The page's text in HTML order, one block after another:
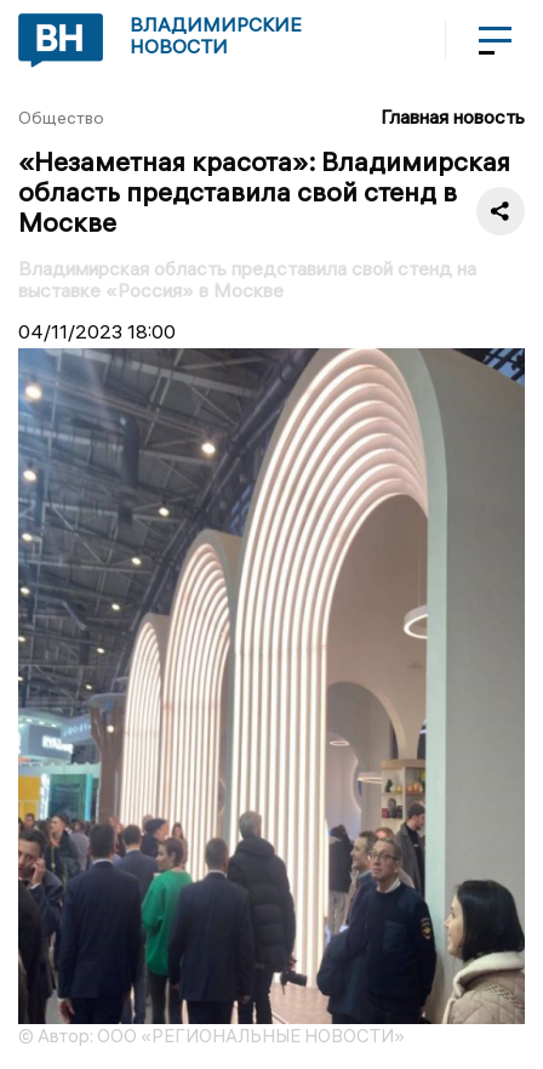
ВЛАДИМИРСКИЕ
НОВОСТИ
Общество Главная новость
«Незаметная красота»: Владимирская
область представила свой стенд в
Москве
Владимирская область представила свой стенд на
выставке «Россия» в Москве
04/11/2023 18:00
© Автор: ООО «РЕГИОНАЛЬНЫЕ НОВОСТИ»